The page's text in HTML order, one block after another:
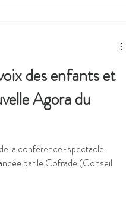
des enfants et
Agora du
la conférence-spectacle
le Cofrade (Conseil